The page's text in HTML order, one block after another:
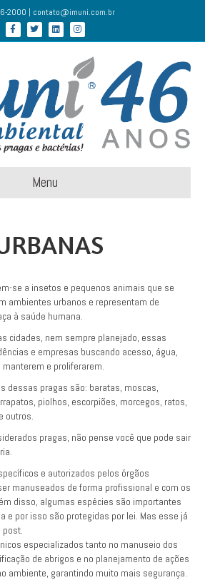
2000 | contato@imuni.com.br
FacebookTwitterLinkedinInstagram
Menu
se a insetos e pequenos animais que se
ambientes urbanos e representam de
à saúde humana.
cidades, nem sempre planejado, essas
e empresas buscando acesso, água,
e proliferarem.
dessas pragas são: baratas, moscas,
piolhos, escorpiões, morcegos, ratos,
outros.
pragas, não pense você que pode sair
e autorizados pelos órgãos
manuseados de forma profissional e com os
disso, algumas espécies são importantes
e por isso são protegidas por lei. Mas esse já
post.
especializados tanto no manuseio dos
de abrigos e no planejamento de ações
ambiente, garantindo muito mais segurança.